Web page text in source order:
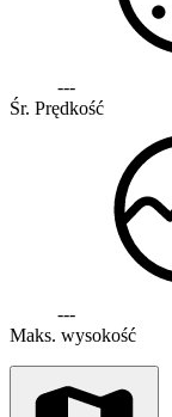
---
Śr. Prędkość
---
Maks. wysokość